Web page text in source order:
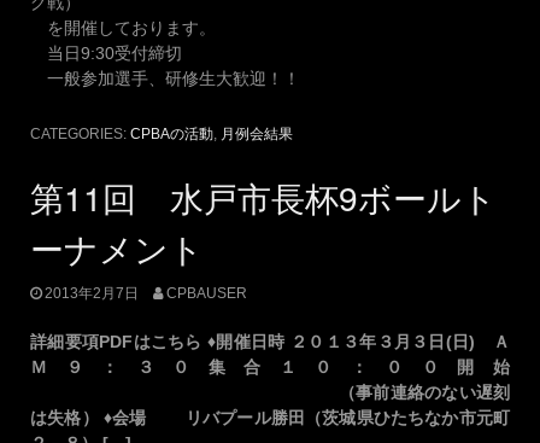
を開催しております。
当日9:30受付締切
一般参加選手、研修生大歓迎！！
CATEGORIES: CPBAの活動, 月例会結果
第11回 水戸市長杯9ボールト
ーナメント
2013年2月7日 CPBAUSER
詳細要項PDFはこちら ♦開催日時 ２０１３年３月３日(日) Ａ
Ｍ９：３０集合１０：００開始
（事前連絡のない遅刻
は失格） ♦会場 リバプール勝田（茨城県ひたちなか市元町